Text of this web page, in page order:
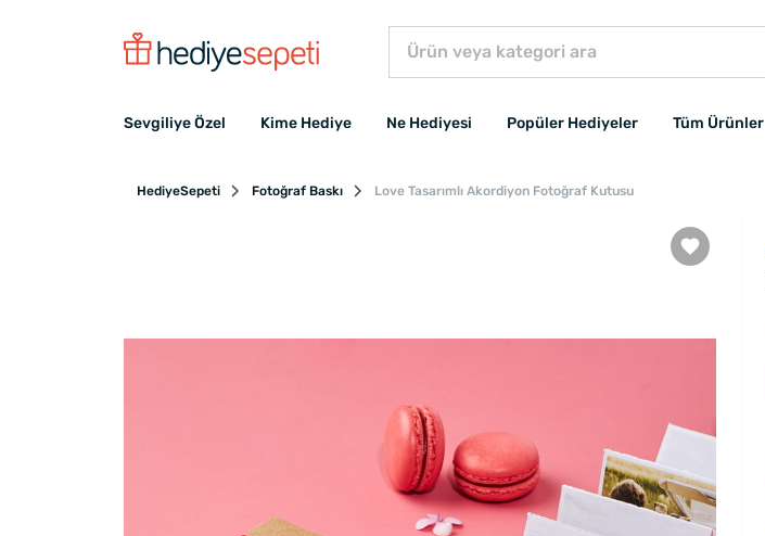
Sevgiliye Özel Kime Hediye Ne Hediyesi Popüler Hediyeler Tüm Ürünler
HediyeSepeti Fotoğraf Baskı Love Tasarımlı Akordiyon Fotoğraf Kutusu